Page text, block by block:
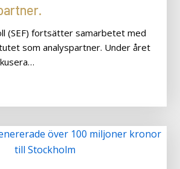
(SEF) fortsätter samarbetet med
som analyspartner. Under året